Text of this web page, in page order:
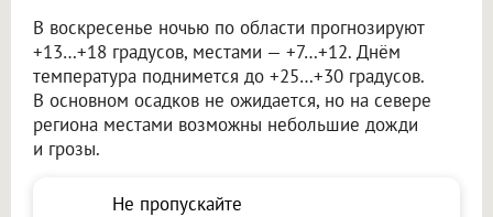
В воскресенье ночью по области прогнозируют
+13…+18 градусов, местами — +7…+12. Днём
температура поднимется до +25…+30 градусов.
В основном осадков не ожидается, но на севере
региона местами возможны небольшие дожди
и грозы.
Не пропускайте